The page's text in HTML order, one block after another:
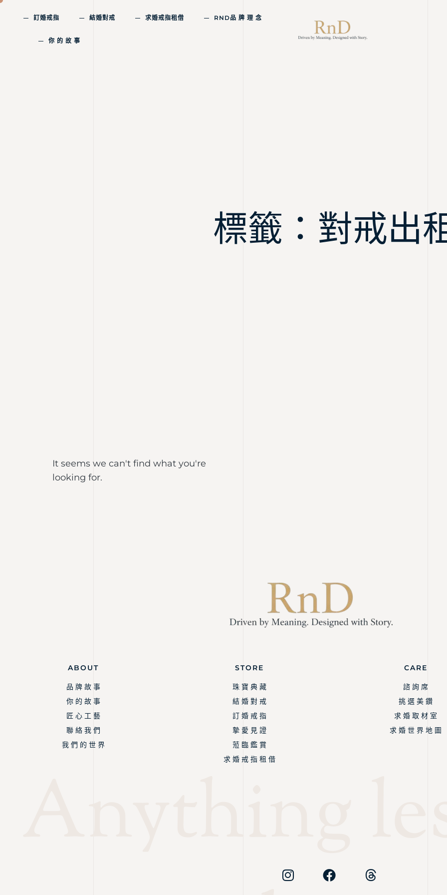
訂婚戒指 結婚對戒 求婚戒指租借 RND品 牌 理 念
你 的 故 事
標籤：對戒出
It seems we can't find what you're
looking for.
ABOUT
品 牌 故 事
你 的 故 事
匠 心 工 藝
聯 絡 我 們
我 們 的 世 界
STORE
珠 寶 典 藏
結 婚 對 戒
訂 婚 戒 指
摯 愛 見 證
蒞 臨 鑑 賞
求 婚 戒 指 租 借
CARE
諮 詢 席
挑 選 美 鑽
求 婚 取 材 室
求 婚 世 界 地 圖